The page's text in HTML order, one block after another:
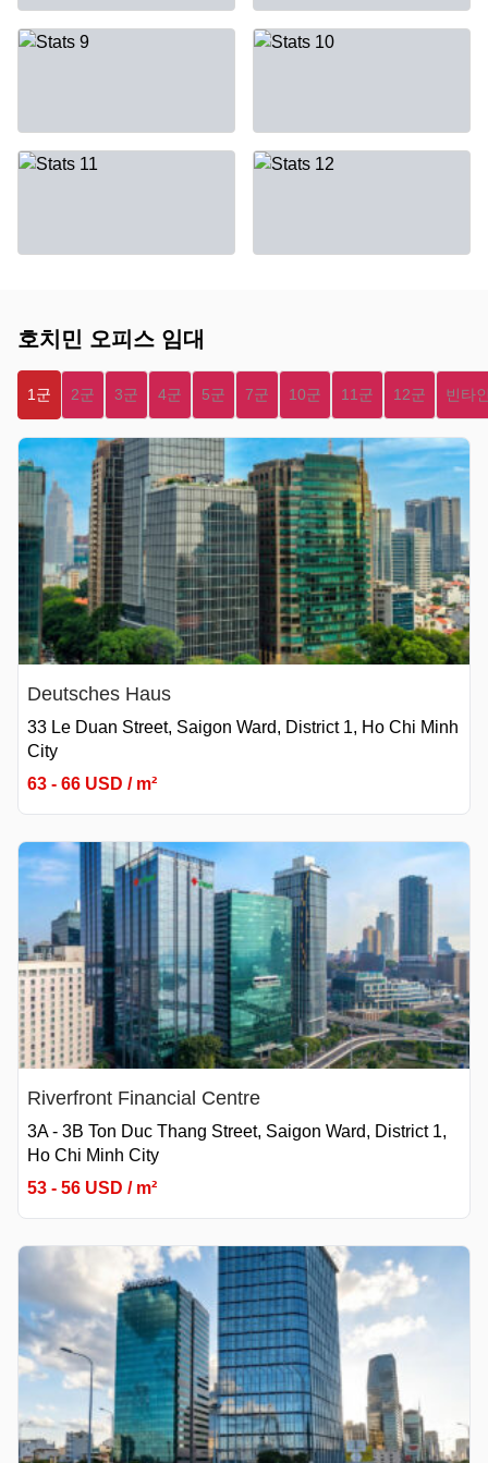
호치민 오피스 임대
1군 2군 3군 4군 5군 7군 10군 11군 12군 빈타
Deutsches Haus
33 Le Duan Street, Saigon Ward, District 1, Ho Chi Minh
City
63 - 66 USD / m²
Riverfront Financial Centre
3A - 3B Ton Duc Thang Street, Saigon Ward, District 1,
Ho Chi Minh City
53 - 56 USD / m²